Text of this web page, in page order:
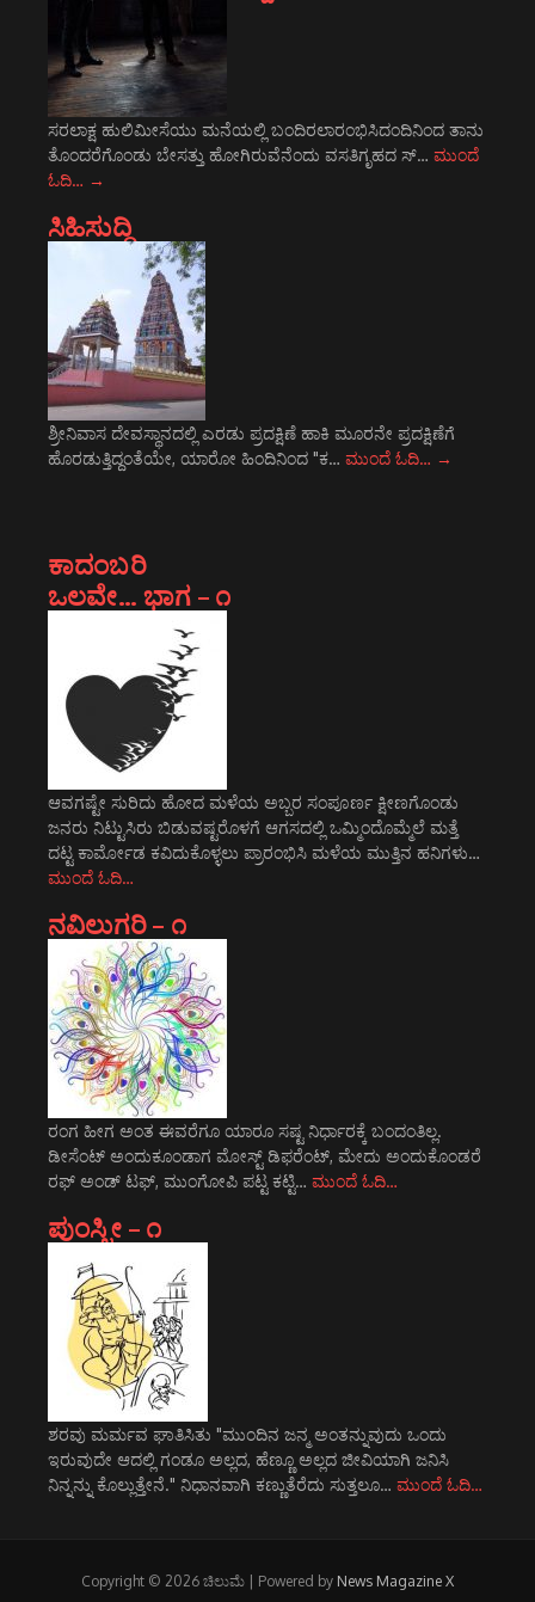
ಸರಲಾಕ್ಷ ಹುಲಿಮೀಸೆಯು ಮನೆಯಲ್ಲಿ ಬಂದಿರಲಾರಂಭಿಸಿದಂದಿನಿಂದ ತಾನು
ತೊಂದರೆಗೊಂಡು ಬೇಸತ್ತು ಹೋಗಿರುವೆನೆಂದು ವಸತಿಗೃಹದ ಸ್… ಮುಂದೆ
ಓದಿ… →
ಸಿಹಿಸುದ್ದಿ
ಶ್ರೀನಿವಾಸ ದೇವಸ್ಥಾನದಲ್ಲಿ ಎರಡು ಪ್ರದಕ್ಷಿಣೆ ಹಾಕಿ ಮೂರನೇ ಪ್ರದಕ್ಷಿಣೆಗೆ
ಹೊರಡುತ್ತಿದ್ದಂತೆಯೇ, ಯಾರೋ ಹಿಂದಿನಿಂದ "ಕ… ಮುಂದೆ ಓದಿ… →
ಕಾದಂಬರಿ
ಒಲವೇ… ಭಾಗ – ೧
ಆವಗಷ್ಟೇ ಸುರಿದು ಹೋದ ಮಳೆಯ ಅಬ್ಬರ ಸಂಪೂರ್ಣ ಕ್ಷೀಣಗೊಂಡು
ಜನರು ನಿಟ್ಟುಸಿರು ಬಿಡುವಷ್ಟರೊಳಗೆ ಆಗಸದಲ್ಲಿ ಒಮ್ಮಿಂದೊಮ್ಮೆಲೆ ಮತ್ತೆ
ದಟ್ಟ ಕಾರ್ಮೋಡ ಕವಿದುಕೊಳ್ಳಲು ಪ್ರಾರಂಭಿಸಿ ಮಳೆಯ ಮುತ್ತಿನ ಹನಿಗಳು…
ಮುಂದೆ ಓದಿ…
ನವಿಲುಗರಿ – ೧
ರಂಗ ಹೀಗ ಅಂತ ಈವರೆಗೂ ಯಾರೂ ಸಷ್ಟ ನಿರ್ಧಾರಕ್ಕೆ ಬಂದಂತಿಲ್ಲ.
ಡೀಸೆಂಟ್ ಅಂದುಕೂಂಡಾಗ ಮೋಸ್ಟ್‌ ಡಿಫರೆಂಟ್‌, ಮೇದು ಅಂದುಕೊಂಡರೆ
ರಫ್ ಅಂಡ್ ಟಫ್, ಮುಂಗೋಪಿ ಪಟ್ಟ ಕಟ್ಟಿ… ಮುಂದೆ ಓದಿ…
ಪುಂಸ್ತ್ರೀ – ೧
ಶರವು ಮರ್ಮವ ಘಾತಿಸಿತು "ಮುಂದಿನ ಜನ್ಮ ಅಂತನ್ನುವುದು ಒಂದು
ಇರುವುದೇ ಆದಲ್ಲಿ ಗಂಡೂ ಅಲ್ಲದ, ಹೆಣ್ಣೂ ಅಲ್ಲದ ಜೀವಿಯಾಗಿ ಜನಿಸಿ
ನಿನ್ನನ್ನು ಕೊಲ್ಲುತ್ತೇನೆ." ನಿಧಾನವಾಗಿ ಕಣ್ಣುತೆರೆದು ಸುತ್ತಲೂ… ಮುಂದೆ ಓದಿ…
Copyright © 2026 ಚಿಲುಮೆ | Powered by News Magazine X